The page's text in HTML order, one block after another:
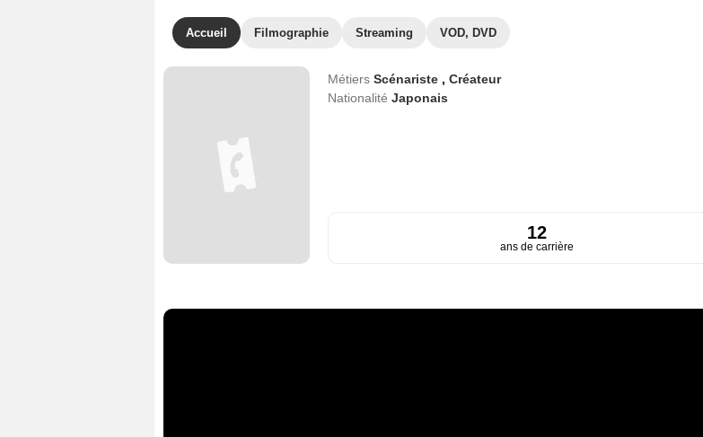
Accueil Filmographie Streaming VOD, DVD
Métiers Scénariste , Créateur
Nationalité Japonais
12
ans de carrière